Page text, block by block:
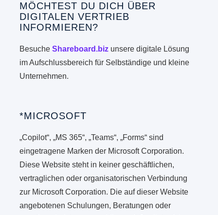
MÖCHTEST DU DICH ÜBER
DIGITALEN VERTRIEB
INFORMIEREN?
BesucheShareboard.biz unsere digitale Lösung
im Aufschlussbereich für Selbständige und kleine
Unternehmen.
*MICROSOFT
„Copilot“, „MS 365“, „Teams“, „Forms“ sind
eingetragene Marken der Microsoft Corporation.
Diese Website steht in keiner geschäftlichen,
vertraglichen oder organisatorischen Verbindung
zur Microsoft Corporation. Die auf dieser Website
angebotenen Schulungen, Beratungen oder